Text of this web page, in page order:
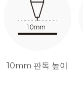
10mm 판독 높이